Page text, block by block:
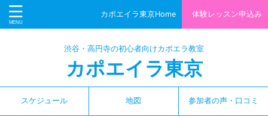
カポエイラ東京Home 体験レッスン申込み
渋谷・高円寺の初心者向けカポエラ教室
カポエイラ東京
スケジュール 地図 参加者の声・口コミ